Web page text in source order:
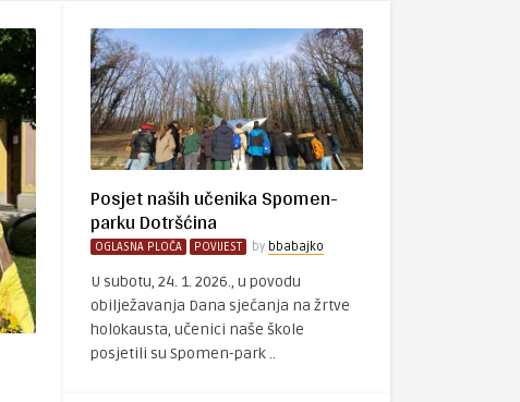
Posjet naših učenika Spomen-
parku Dotršćina
OGLASNA PLOČA POVIJEST by bbabajko
U subotu, 24. 1. 2026., u povodu
obilježavanja Dana sjećanja na žrtve
holokausta, učenici naše škole
posjetili su Spomen-park ..